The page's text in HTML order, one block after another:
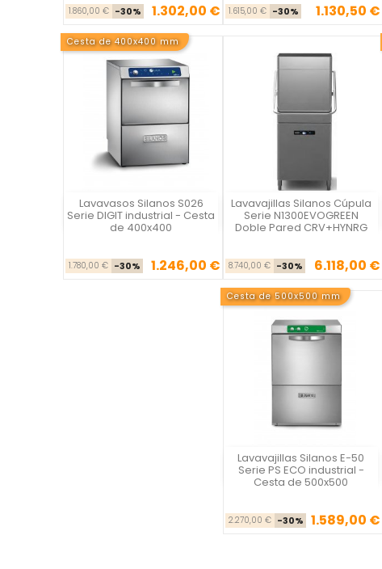
Precio base
1.860,00 € -30% Precio
1.302,00 € Precio base
1.615,00 € -30% Precio
1.130,50 €
Cesta de 400x400 mm
Lavavasos Silanos S026
Serie DIGIT industrial - Cesta
de 400x400
Precio base
1.780,00 € -30% Precio
1.246,00 €

Vista rápida Lavavajillas Silanos Cúpula
Serie N1300EVOGREEN
Doble Pared CRV+HYNRG
Precio base
8.740,00 € -30% Precio
6.118,00 €

Vista rápida
Cesta de 500x500 mm
Lavavajillas Silanos E-50
Serie PS ECO industrial -
Cesta de 500x500
Precio base
2.270,00 € -30% Precio
1.589,00 €

Vista rápida